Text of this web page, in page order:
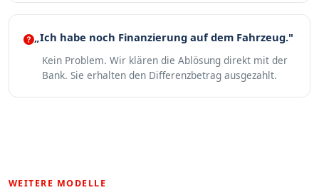
„Ich habe noch Finanzierung auf dem Fahrzeug."
Kein Problem. Wir klären die Ablösung direkt mit der
Bank. Sie erhalten den Differenzbetrag ausgezahlt.
WEITERE MODELLE